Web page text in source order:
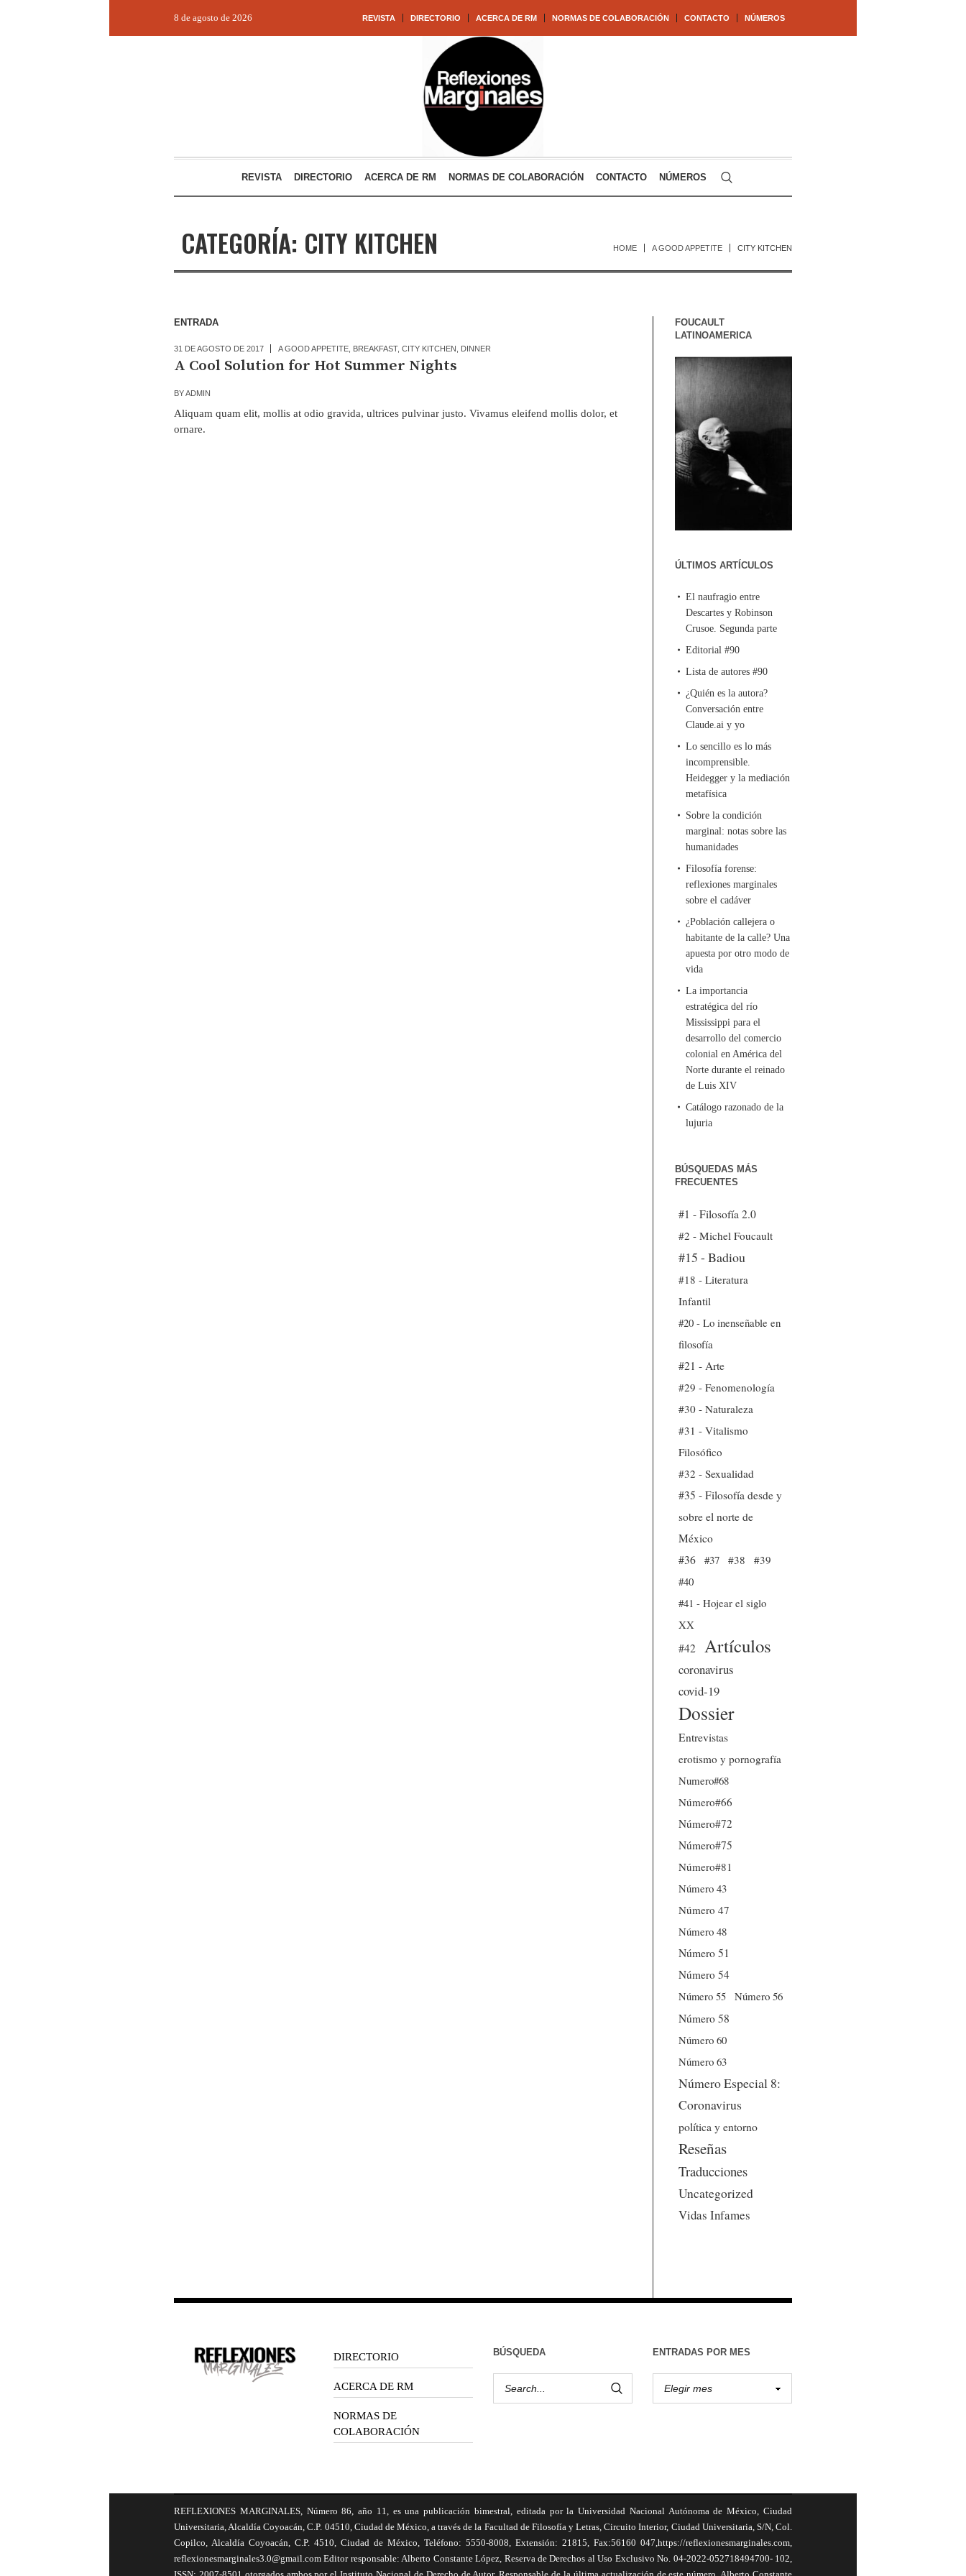
REVISTA DIRECTORIO ACERCA DE RM NORMAS DE COLABORACIÓN CONTACTO NÚMEROS
8 de agosto de 2026
REVISTA DIRECTORIO ACERCA DE RM NORMAS DE COLABORACIÓN CONTACTO NÚMEROS
CATEGORÍA: CITY KITCHEN HOME A GOOD APPETITE CITY KITCHEN
ENTRADA
31 DE AGOSTO DE 2017 A GOOD APPETITE BREAKFAST, CITY KITCHEN DINNER
A Cool Solution for Hot Summer Nights
BYADMIN
Aliquam quam elit, mollis at odio gravida, ultrices pulvinar justo. Vivamus eleifend mollis dolor, et
ornare.
FOUCAULT
LATINOAMERICA
ÚLTIMOS ARTÍCULOS
El naufragio entre
Descartes y Robinson
Crusoe. Segunda parte
Editorial #90
Lista de autores #90
¿Quién es la autora?
Conversación entre
Claude.ai y yo
Lo sencillo es lo más
incomprensible.
Heidegger y la mediación
metafísica
Sobre la condición
marginal: notas sobre las
humanidades
Filosofía forense:
reflexiones marginales
sobre el cadáver
¿Población callejera o
habitante de la calle? Una
apuesta por otro modo de
vida
La importancia
estratégica del río
Mississippi para el
desarrollo del comercio
colonial en América del
Norte durante el reinado
de Luis XIV
Catálogo razonado de la
lujuria
BÚSQUEDAS MÁS
FRECUENTES
#1 - Filosofía 2.0
#2 - Michel Foucault
#15 - Badiou
#18 - Literatura
Infantil
#20 - Lo inenseñable en
filosofía
#21 - Arte
#29 - Fenomenología
#30 - Naturaleza
#31 - Vitalismo
Filosófico
#32 - Sexualidad
#35 - Filosofía desde y
sobre el norte de
México
#36
#37 #38
#39
#40
#41 - Hojear el siglo
XX
#42
Artículos
coronavirus
covid-19
Dossier
Entrevistas
erotismo y pornografía
Numero#68
Número#66
Número#72
Número#75
Número#81
Número 43
Número 47
Número 48
Número 51
Número 54
Número 55
Número 56
Número 58
Número 60
Número 63
Número Especial 8:
Coronavirus
política y entorno
Reseñas
Traducciones
Uncategorized
Vidas Infames
DIRECTORIO
ACERCA DE RM
NORMAS DE
COLABORACIÓN
BÚSQUEDA ENTRADAS POR MES
REFLEXIONES MARGINALES, Número 86, año 11, es una publicación bimestral, editada por la Universidad Nacional Autónoma de México, Ciudad
Universitaria, Alcaldía Coyoacán, C.P. 04510, Ciudad de México, a través de la Facultad de Filosofía y Letras, Circuito Interior, Ciudad Universitaria, S/N, Col.
Copilco, Alcaldía Coyoacán, C.P. 4510, Ciudad de México, Teléfono: 5550-8008, Extensión: 21815, Fax:56160 047,https://reflexionesmarginales.com,
reflexionesmarginales3.0@gmail.com Editor responsable: Alberto Constante López, Reserva de Derechos al Uso Exclusivo No. 04-2022-052718494700- 102,